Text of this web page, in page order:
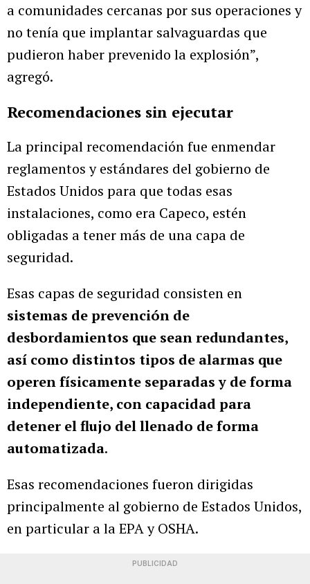
a comunidades cercanas por sus operaciones y
no tenía que implantar salvaguardas que
pudieron haber prevenido la explosión”,
agregó.
Recomendaciones sin ejecutar
La principal recomendación fue enmendar
reglamentos y estándares del gobierno de
Estados Unidos para que todas esas
instalaciones, como era Capeco, estén
obligadas a tener más de una capa de
seguridad.
Esas capas de seguridad consisten en
sistemas de prevención de
desbordamientos que sean redundantes,
así como distintos tipos de alarmas que
operen físicamente separadas y de forma
independiente, con capacidad para
detener el flujo del llenado de forma
automatizada.
Esas recomendaciones fueron dirigidas
principalmente al gobierno de Estados Unidos,
en particular a la EPA y OSHA.
PUBLICIDAD